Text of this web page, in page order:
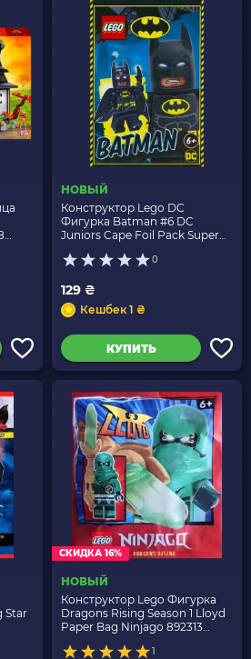
НОВЫЙ
Конструктор Lego DC
Фигурка Batman #6 DC
Juniors Cape Foil Pack Super
0
129 ₴
Кешбек 1 ₴
КУПИТЬ
Star
СКИДКА 16%
НОВЫЙ
Конструктор Lego Фигурка
Dragons Rising Season 1 Lloyd
Paper Bag Ninjago 892313
1